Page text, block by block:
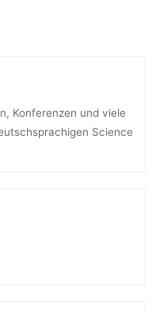
Konferenzen und viele
Science